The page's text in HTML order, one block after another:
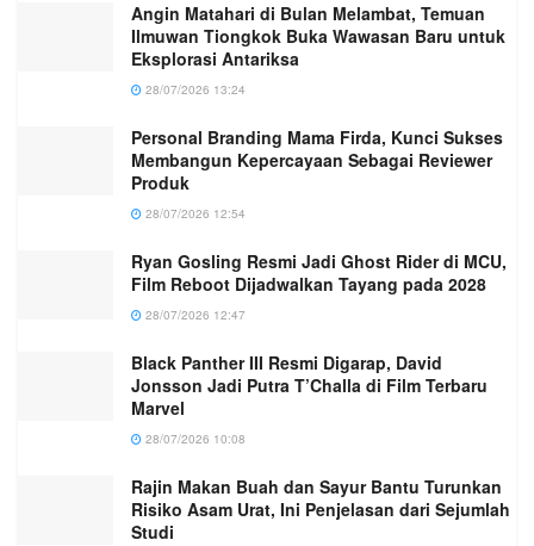
Angin Matahari di Bulan Melambat, Temuan
Ilmuwan Tiongkok Buka Wawasan Baru untuk
Eksplorasi Antariksa
28/07/2026 13:24
Personal Branding Mama Firda, Kunci Sukses
Membangun Kepercayaan Sebagai Reviewer
Produk
28/07/2026 12:54
Ryan Gosling Resmi Jadi Ghost Rider di MCU,
Film Reboot Dijadwalkan Tayang pada 2028
28/07/2026 12:47
Black Panther III Resmi Digarap, David
Jonsson Jadi Putra T’Challa di Film Terbaru
Marvel
28/07/2026 10:08
Rajin Makan Buah dan Sayur Bantu Turunkan
Risiko Asam Urat, Ini Penjelasan dari Sejumlah
Studi